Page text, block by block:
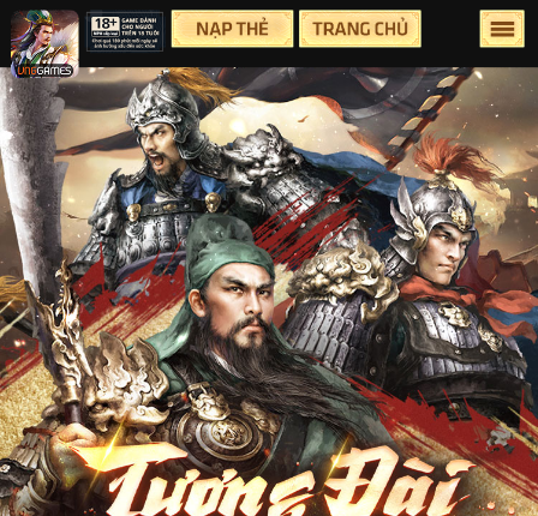
Lên Đầu Trang
Trang chủ
Tin tức
Sự Kiện
Group
Facebook
Youtube
Hỗ Trợ